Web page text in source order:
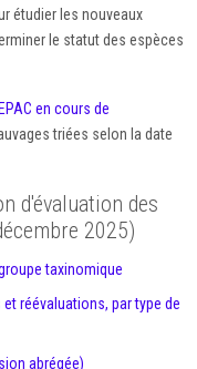
étudier les nouveaux
le statut des espèces
en cours de
triées selon la date
d'évaluation des
2025)
taxinomique
réévaluations, par type de
abrégée)